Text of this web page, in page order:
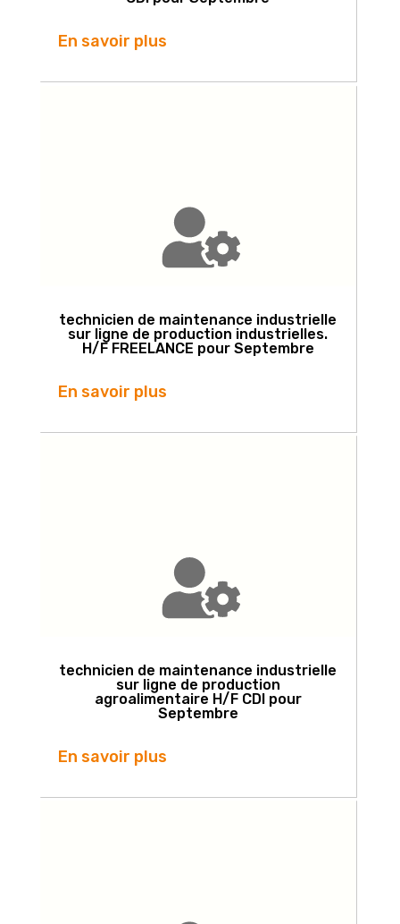
En savoir plus
technicien de maintenance industrielle
sur ligne de production industrielles.
H/F FREELANCE pour Septembre
En savoir plus
technicien de maintenance industrielle
sur ligne de production
agroalimentaire H/F CDI pour
Septembre
En savoir plus